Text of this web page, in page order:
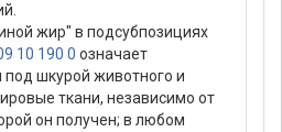
жир" в подсубпозициях
10 190 0 означает
шкурой животного и
ткани, независимо от
он получен; в любом